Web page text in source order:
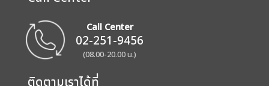
Call Center
02-251-9456
(08.00-20.00 น.)
ติดตามเราได้ที่